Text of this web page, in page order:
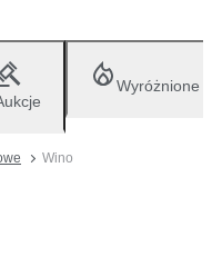
Wyróżnione
Wino